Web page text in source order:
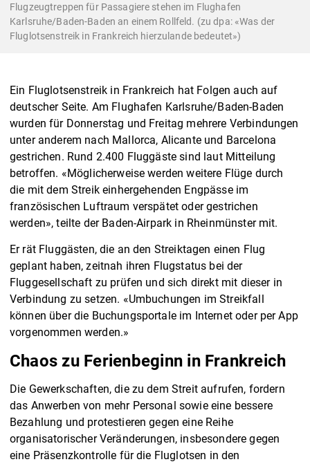
Flugzeugtreppen für Passagiere stehen im Flughafen
Karlsruhe/Baden-Baden an einem Rollfeld. (zu dpa: «Was der
Fluglotsenstreik in Frankreich hierzulande bedeutet»)
Ein Fluglotsenstreik in Frankreich hat Folgen auch auf
deutscher Seite. Am Flughafen Karlsruhe/Baden-Baden
wurden für Donnerstag und Freitag mehrere Verbindungen
unter anderem nach Mallorca, Alicante und Barcelona
gestrichen. Rund 2.400 Fluggäste sind laut Mitteilung
betroffen. «Möglicherweise werden weitere Flüge durch
die mit dem Streik einhergehenden Engpässe im
französischen Luftraum verspätet oder gestrichen
werden», teilte der Baden-Airpark in Rheinmünster mit.
Er rät Fluggästen, die an den Streiktagen einen Flug
geplant haben, zeitnah ihren Flugstatus bei der
Fluggesellschaft zu prüfen und sich direkt mit dieser in
Verbindung zu setzen. «Umbuchungen im Streikfall
können über die Buchungsportale im Internet oder per App
vorgenommen werden.»
Chaos zu Ferienbeginn in Frankreich
Die Gewerkschaften, die zu dem Streit aufrufen, fordern
das Anwerben von mehr Personal sowie eine bessere
Bezahlung und protestieren gegen eine Reihe
organisatorischer Veränderungen, insbesondere gegen
eine Präsenzkontrolle für die Fluglotsen in den